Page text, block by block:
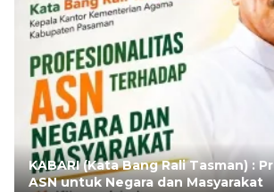
KABARI (Kata Bang Rali Tasman) : Profesionalitas
ASN untuk Negara dan Masyarakat